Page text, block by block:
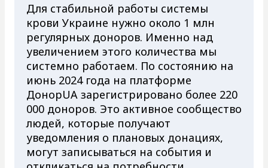
Для стабильной работы системы
крови Украине нужно около 1 млн
регулярных доноров. Именно над
увеличением этого количества мы
системно работаем. По состоянию на
июнь 2024 года на платформе
ДонорUA зарегистрировано более 220
000 доноров. Это активное сообщество
людей, которые получают
уведомления о плановых донациях,
могут записываться на события и